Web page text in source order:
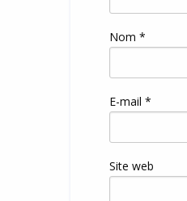
Nom *
E-mail *
Site web